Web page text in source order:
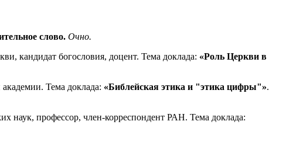
слово. Очно.
кандидат богословия, доцент. Тема доклада: «Роль Церкви в
Тема доклада: «Библейская этика и "этика цифры"».
наук, профессор, член-корреспондент РАН. Тема доклада: